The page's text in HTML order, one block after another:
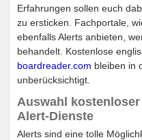
Erfahrungen sollen euch
zu ersticken. Fachportale,
ebenfalls Alerts anbieten,
behandelt. Kostenlose
boardreader.com bleiben in
unberücksichtigt.
Auswahl
Alert-Dienste
Alerts sind eine tolle